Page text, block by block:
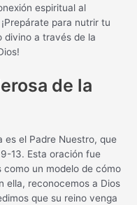
espiritual al
para nutrir tu
divino a través de la
de la
es el Padre Nuestro, que
13. Esta oración fue
como un modelo de cómo
ella, reconocemos a Dios
que su reino venga